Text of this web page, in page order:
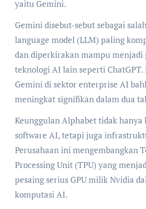
yaitu Gemini.
Gemini disebut-sebut sebagai
language model (LLM) paling
dan diperkirakan mampu menjadi
teknologi AI lain seperti ChatGPT.
Gemini di sektor enterprise AI
meningkat signifikan dalam dua
Keunggulan Alphabet tidak hanya
software AI, tetapi juga
Perusahaan ini mengembangkan
Processing Unit (TPU) yang
pesaing serius GPU milik Nvidia
komputasi AI.